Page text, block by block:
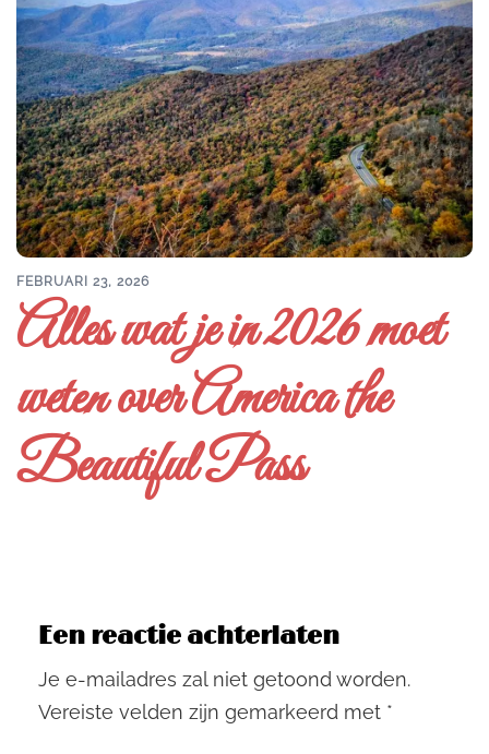
FEBRUARI 23, 2026
Alles wat je in 2026 moet
weten over America the
Beautiful Pass
Een reactie achterlaten
Je e-mailadres zal niet getoond worden.
Vereiste velden zijn gemarkeerd met *